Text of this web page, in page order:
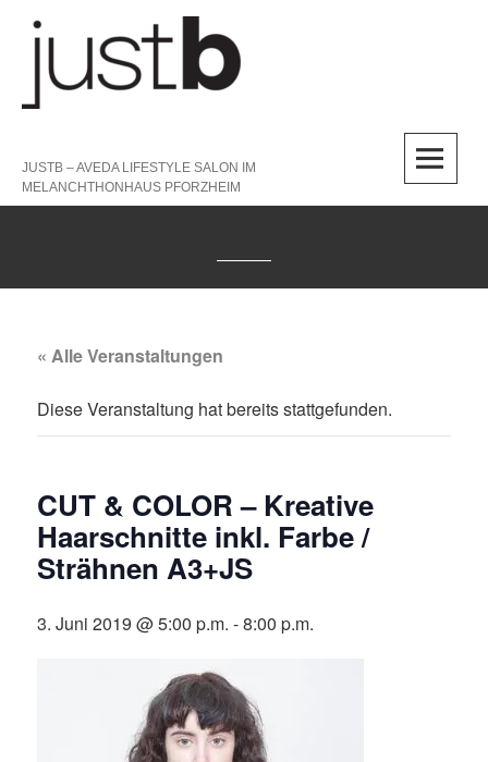
content
JUSTB – AVEDA LIFESTYLE SALON IM
MELANCHTHONHAUS PFORZHEIM
« Alle Veranstaltungen
Diese Veranstaltung hat bereits stattgefunden.
CUT & COLOR – Kreative
Haarschnitte inkl. Farbe /
Strähnen A3+JS
3. Juni 2019 @ 5:00 p.m. -8:00 p.m.